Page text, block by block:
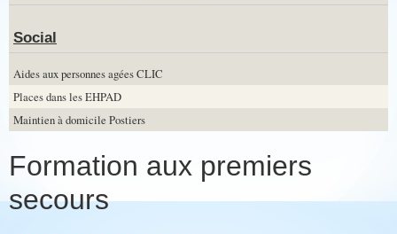
Social
Aides aux personnes agées CLIC
Places dans les EHPAD
Maintien à domicile Postiers
Formation aux premiers
secours